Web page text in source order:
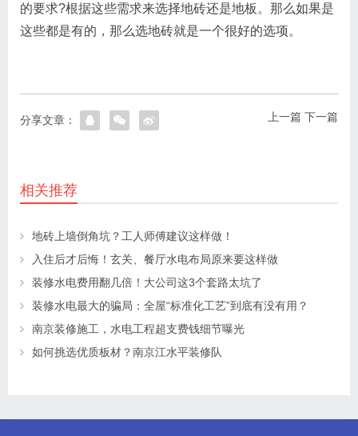
的要求?根据这些需求来选择地砖还是地板。那么如果是
这些都是有的，那么选地砖就是一个很好的选项。
上一篇 下一篇
分享文章：
相关推荐
地砖上墙倒角坑？工人师傅建议这样做！
入住后才后悔！玄关、餐厅水电布局原来要这样做
装修水电费用翻几倍！大公司这3个套路太坑了
装修水电最大的骗局：全屋“标准化工艺”到底有没有用？
南京装修施工，水电工程超支费钱细节曝光
如何挑选优质板材？南京江水平装修队